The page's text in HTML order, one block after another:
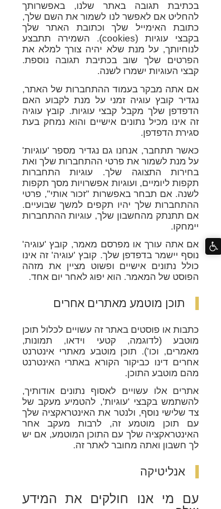
בכתיבת תגובה באתר שלנו, באפשרותך
להחליט אם לאפשר לנו לשמור את השם שלך,
כתובת האימייל שלך וכתובת האתר שלך
בקבצי עוגיות (cookies). השמירה תתבצע
לנוחיותך, על מנת שלא יהיה צורך למלא את
הפרטים שלך שוב בכתיבת תגובה נוספת.
קבצי העוגיות ישמרו לשנה.
אם אתה מבקר בעמוד ההתחברות של האתר,
נגדיר קובץ עוגיה זמני על מנת לקבוע האם
הדפדפן שלך מקבל קבצי עוגיות. קובץ עוגיה
זה אינו מכיל נתונים אישיים והוא נמחק בעת
סגירת הדפדפן.
כאשר תתחבר, אנחנו גם נגדיר מספר 'עוגיות'
על מנת לשמור את פרטי ההתחברות שלך ואת
בחירות התצוגה שלך. עוגיות התחברות
תקפות ליומיים, ועוגיות אפשרויות מסך תקפות
לשנה. אם תבחר באפשרות "זכור אותי", פרטי
ההתחברות שלך יהיו תקפים למשך שבועיים.
אם תתנתק מהחשבון שלך, עוגיות ההתחברות
יימחקו.
אם אתה עורך או מפרסם מאמר, קובץ 'עוגיה'
נוסף יישמר בדפדפן שלך. קובץ 'עוגיה' זה אינו
כולל נתונים אישיים ופשוט מציין את מזהה
הפוסט של המאמר. הוא יפוג לאחר יום אחד.
תוכן מוטמע מאתרים אחרים
כתבות או פוסטים באתר זה עשויים לכלול תוכן
מוטבע (לדוגמה, קטעי וידאו, תמונות,
מאמרים, וכו'). תוכן מוטבע מאתרי אינטרנט
אחרים דינו כביקור הקורא באתרי האינטרנט
מהם מוטבע התוכן.
אתרים אלו עשויים לאסוף נתונים אודותיך,
להשתמש בקבצי 'עוגיות', להטמיע מעקב של
צד שלישי נוסף, ולנטר את האינטראקציה שלך
עם תוכן מוטמע זה, לרבות מעקב אחר
האינטראקציה שלך עם התוכן המוטמע, אם יש
לך חשבון ואתה מחובר לאתר זה.
אנליטיקה
עם מי אנו חולקים את המידע